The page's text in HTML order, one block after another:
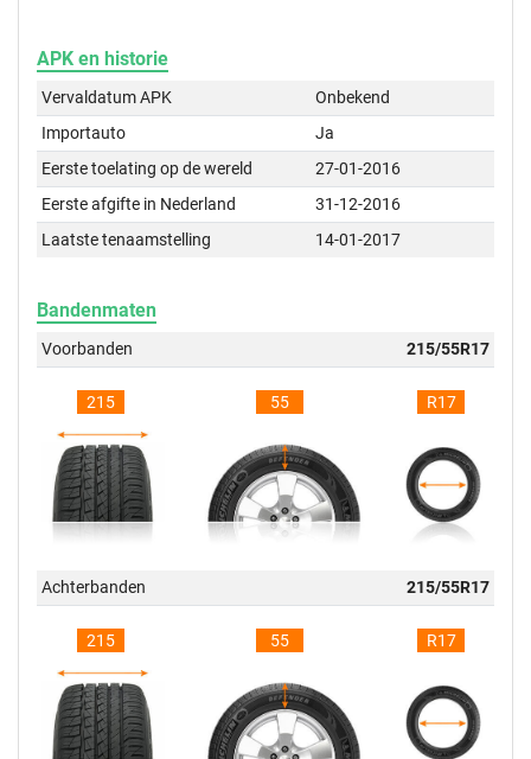
APK en historie
Vervaldatum APK
Onbekend
Importauto
Ja
Eerste toelating op de wereld
27-01-2016
Eerste afgifte in Nederland
31-12-2016
Laatste tenaamstelling
14-01-2017
Bandenmaten
Voorbanden 215/55R17
215 55 R17
Achterbanden 215/55R17
215 55 R17